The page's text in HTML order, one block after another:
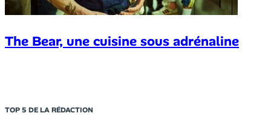
The Bear, une cuisine sous adrénaline
TOP 5 DE LA RÉDACTION